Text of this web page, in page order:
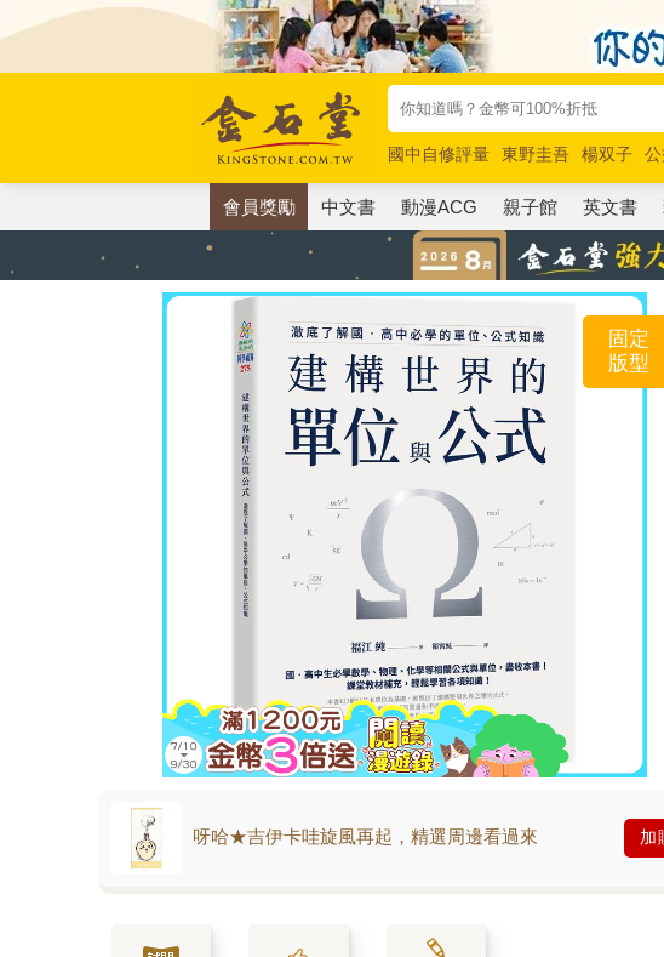
國中自修評量 東野圭吾 楊双子
唯紅花綻放
奧德賽 路邊攤新作
會員獎勵 中文書 動漫ACG 親子館 英文書
固定
版型
呀哈★吉伊卡哇旋風再起，精選周邊看過來 加